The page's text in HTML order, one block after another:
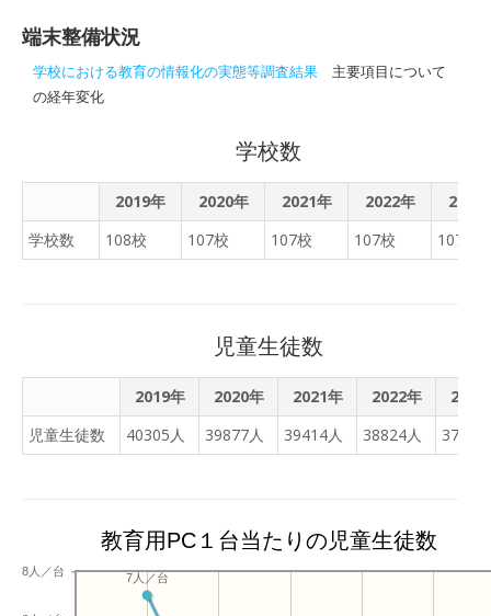
ラブは、タブレットを参考
にする人もいて、黙々とマ
いものを選び、楽しく作成
中といったところです。 ど
のクラブも、自分が好きな
ことや得意なことを取り組
めるので、のびのびと活動
端末整備状況
学校における教育の情報化の実態等調査結果 主要項目について
の経年変化
学校数
2019年 2020年 2021年 2022年
2023
学校数
108校 107校 107校 107校 107校
児童生徒数
2019年 2020年 2021年 2022年
2023
児童生徒数
40305人 39877人 39414人 38824人 37963
教育用PC１台当たりの児童生徒数
8人／台
7人／台